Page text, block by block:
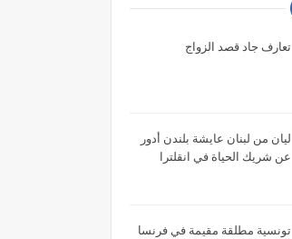
تعارف جاد قصد الزواج
ليان من لبنان عايشة بلندن أدور
عن شريك الحياة في انقلترا
تونسية مطلقة مقيمة في فرنسا